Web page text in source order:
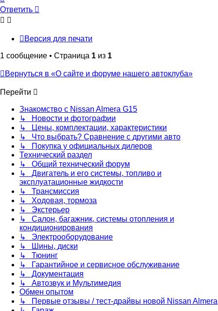
к
началу
Ответить
Версия для печати
1 сообщение • Страница 1 из 1
Вернуться в «О сайте и форуме нашего автоклуба»
Перейти
Знакомство с Nissan Almera G15
↳ Новости и фотографии
↳ Цены, комплектации, характеристики
↳ Что выбрать? Сравнение с другими авто
↳ Покупка у официальных дилеров
Технический раздел
↳ Общий технический форум
↳ Двигатель и его системы, топливо и
эксплуатационные жидкости
↳ Трансмиссия
↳ Ходовая, тормоза
↳ Экстерьер
↳ Салон, багажник, системы отопления и
кондиционирования
↳ Электрооборудование
↳ Шины, диски
↳ Тюнинг
↳ Гарантийное и сервисное обслуживание
↳ Документация
↳ Автозвук и Мультимедия
Обмен опытом
↳ Первые отзывы / тест-драйвы новой Nissan Almera